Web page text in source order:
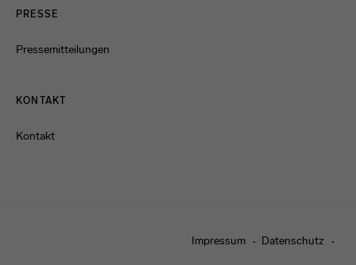
PRESSE
Pressemitteilungen
KONTAKT
Kontakt
Impressum Datenschutz